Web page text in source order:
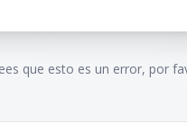
que esto es un error, por